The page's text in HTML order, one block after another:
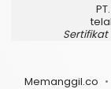
Sertifikat
Memanggil.co